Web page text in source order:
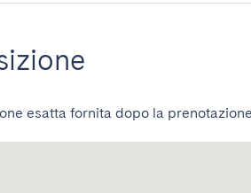
esatta fornita dopo la